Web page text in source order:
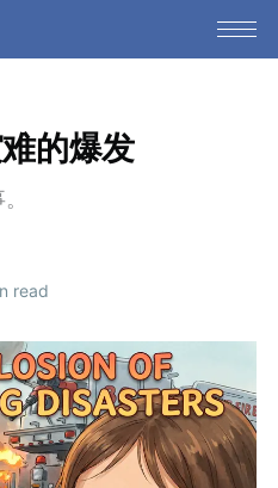
的爆发
read